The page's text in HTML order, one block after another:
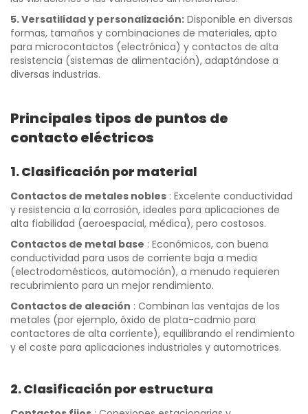
5. Versatilidad y personalización: Disponible en diversas
formas, tamaños y combinaciones de materiales, apto
para microcontactos (electrónica) y contactos de alta
resistencia (sistemas de alimentación), adaptándose a
diversas industrias.
Principales tipos de puntos de
contacto eléctricos
1. Clasificación por material
Contactos de metales nobles : Excelente conductividad
y resistencia a la corrosión, ideales para aplicaciones de
alta fiabilidad (aeroespacial, médica), pero costosos.
Contactos de metal base : Económicos, con buena
conductividad para usos de corriente baja a media
(electrodomésticos, automoción), a menudo requieren
recubrimiento para un mejor rendimiento.
Contactos de aleación : Combinan las ventajas de los
metales (por ejemplo, óxido de plata-cadmio para
contactores de alta corriente), equilibrando el rendimiento
y el coste para aplicaciones industriales y automotrices.
2. Clasificación por estructura